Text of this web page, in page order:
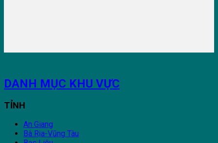
DANH MỤC KHU VỰC
TỈNH
An Giang
Bà Rịa-Vũng Tàu